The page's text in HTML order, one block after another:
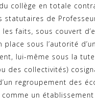
collège en totale
statutaires de
les faits, sous couvert
place sous l’autorité
lui-même sous la
des collectivités)
regroupement des
un établissement